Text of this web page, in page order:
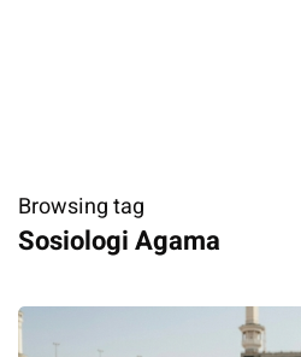
Browsing tag
Sosiologi Agama